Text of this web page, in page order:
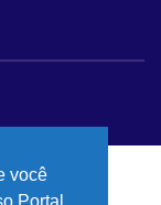
você
Portal.